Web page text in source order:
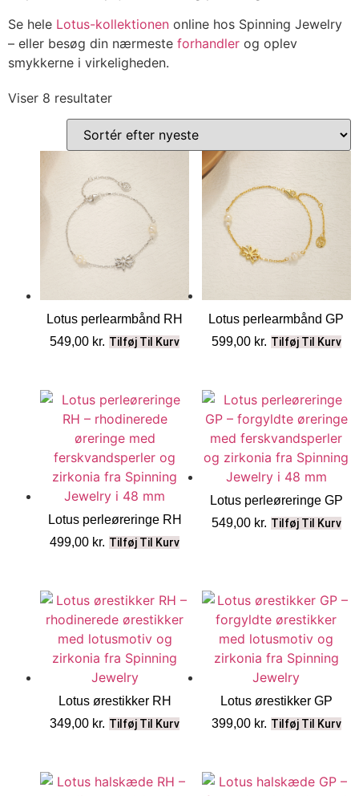
Se hele Lotus-kollektionen online hos Spinning Jewelry
– eller besøg din nærmeste forhandler og oplev
smykkerne i virkeligheden.
Viser 8 resultater
efter
seneste
Lotus perlearmbånd RH
549,00 kr. Tilføj Til Kurv
Lotus perlearmbånd GP
599,00 kr. Tilføj Til Kurv
Lotus perleøreringe RH
499,00 kr. Tilføj Til Kurv
Lotus perleøreringe GP
549,00 kr. Tilføj Til Kurv
Lotus ørestikker RH
349,00 kr. Tilføj Til Kurv
Lotus ørestikker GP
399,00 kr. Tilføj Til Kurv